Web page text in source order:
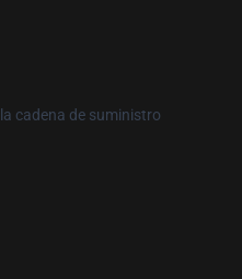
cadena de suministro